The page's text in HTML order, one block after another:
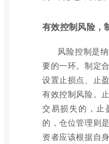
有效控制风险，
风险控制是
要的一环。制定
设置止损点、止
有效控制风险。
交易损失的，止
的，仓位管理则
资者应该根据自